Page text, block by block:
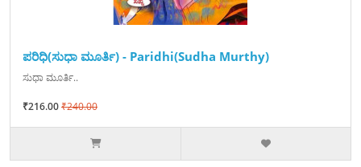
ಪರಿಧಿ(ಸುಧಾ ಮೂರ್ತಿ) - Paridhi(Sudha Murthy)
ಸುಧಾ ಮೂರ್ತಿ..
₹216.00₹240.00